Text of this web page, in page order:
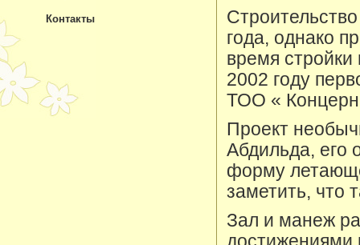
года, однако
время стройки
2002 году
ТОО «
Проект
Абдильда, его
форму
заметить, что
Зал и манеж
Контакты